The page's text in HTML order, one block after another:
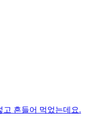
흔들어 먹었는데요.